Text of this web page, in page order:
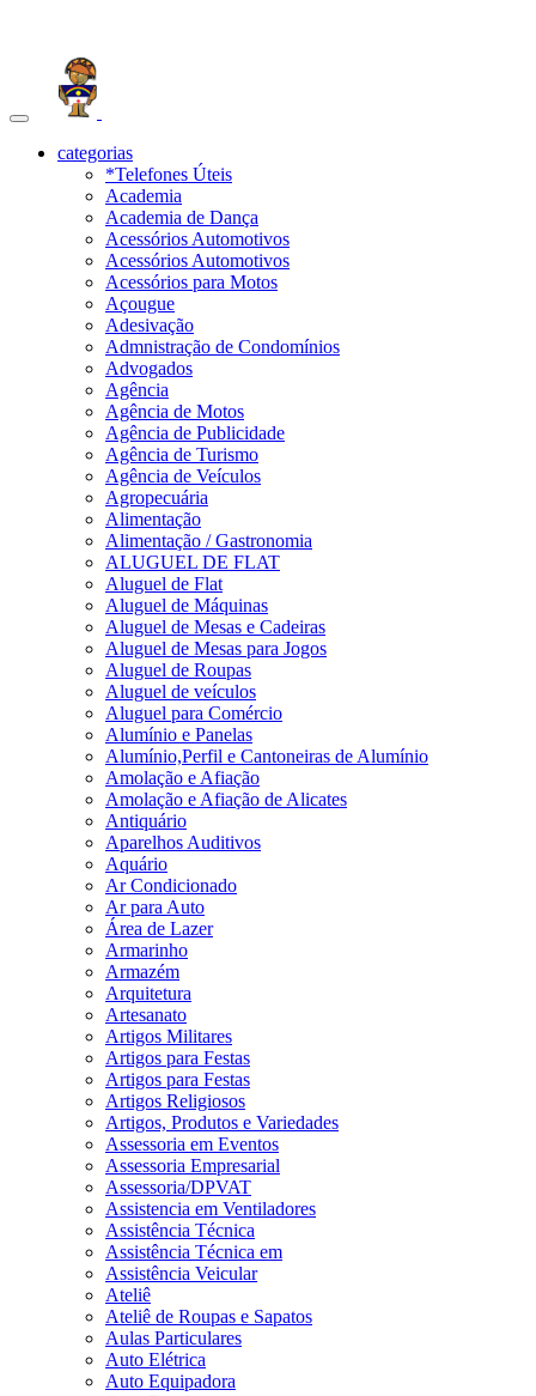
Toggle
navigationcategorias
*Telefones Úteis
Academia
Academia de Dança
Acessórios Automotivos
Acessórios Automotivos
Acessórios para Motos
Açougue
Adesivação
Admnistração de Condomínios
Advogados
Agência
Agência de Motos
Agência de Publicidade
Agência de Turismo
Agência de Veículos
Agropecuária
Alimentação
Alimentação / Gastronomia
ALUGUEL DE FLAT
Aluguel de Flat
Aluguel de Máquinas
Aluguel de Mesas e Cadeiras
Aluguel de Mesas para Jogos
Aluguel de Roupas
Aluguel de veículos
Aluguel para Comércio
Alumínio e Panelas
Alumínio,Perfil e Cantoneiras de Alumínio
Amolação e Afiação
Amolação e Afiação de Alicates
Antiquário
Aparelhos Auditivos
Aquário
Ar Condicionado
Ar para Auto
Área de Lazer
Armarinho
Armazém
Arquitetura
Artesanato
Artigos Militares
Artigos para Festas
Artigos para Festas
Artigos Religiosos
Artigos, Produtos e Variedades
Assessoria em Eventos
Assessoria Empresarial
Assessoria/DPVAT
Assistencia em Ventiladores
Assistência Técnica
Assistência Técnica em
Assistência Veicular
Ateliê
Ateliê de Roupas e Sapatos
Aulas Particulares
Auto Elétrica
Auto Equipadora